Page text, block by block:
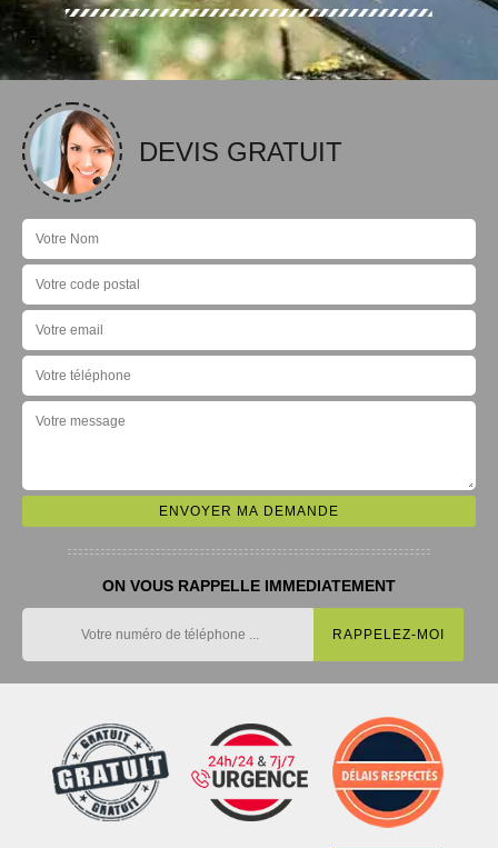
DEVIS GRATUIT
ON VOUS RAPPELLE IMMEDIATEMENT